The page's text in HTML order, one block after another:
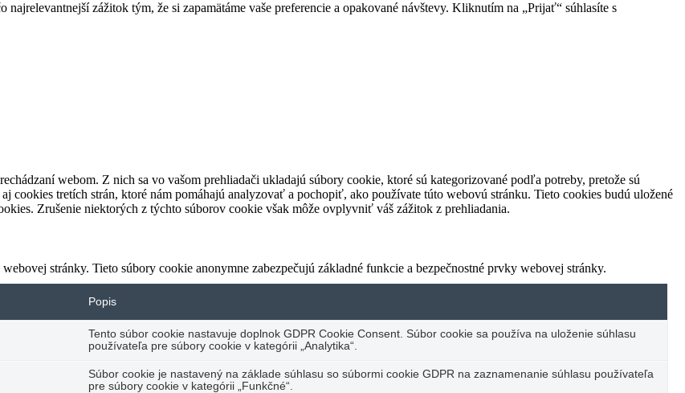
zážitok tým, že si zapamätáme vaše preferencie a opakované návštevy. Kliknutím na „Prijať“ súhlasíte s
webom. Z nich sa vo vašom prehliadači ukladajú súbory cookie, ktoré sú kategorizované podľa potreby, pretože sú
cookies tretích strán, ktoré nám pomáhajú analyzovať a pochopiť, ako používate túto webovú stránku. Tieto cookies budú uložené
Zrušenie niektorých z týchto súborov cookie však môže ovplyvniť váš zážitok z prehliadania.
stránky. Tieto súbory cookie anonymne zabezpečujú základné funkcie a bezpečnostné prvky webovej stránky.
Popis
Tento súbor cookie nastavuje doplnok GDPR Cookie Consent. Súbor cookie sa používa na uloženie súhlasu
používateľa pre súbory cookie v kategórii „Analytika“.
Súbor cookie je nastavený na základe súhlasu so súbormi cookie GDPR na zaznamenanie súhlasu používateľa
pre súbory cookie v kategórii „Funkčné“.